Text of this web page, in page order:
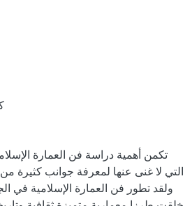
تكمن أهمية دراسة فن العمارة
التي لا غنى عنها لمعرفة جوانب كثيرة من
ولقد تطور فن العمارة الإسلامية في